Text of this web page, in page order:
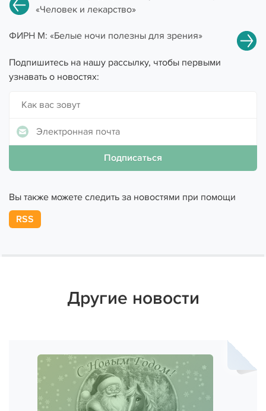
«Человек и лекарство»
ФИРН М: «Белые ночи полезны для зрения»
Подпишитесь на нашу рассылку, чтобы первыми
узнавать о новостях:
Вы также можете следить за новостями при помощи
RSS
Другие новости